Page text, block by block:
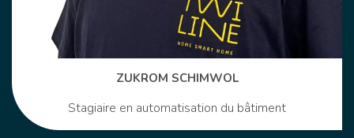
ZUKROM SCHIMWOL
Stagiaire en automatisation du bâtiment